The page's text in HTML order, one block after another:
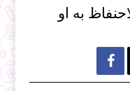
به او
